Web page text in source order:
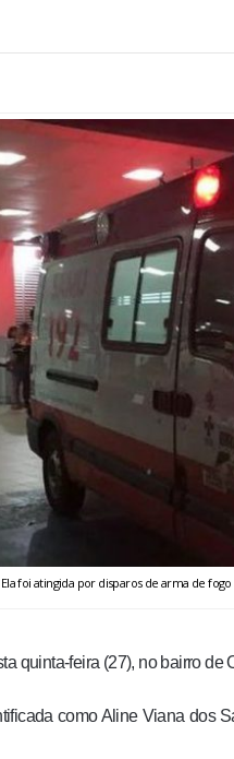
foi atingida por disparos de arma de
quinta-feira (27), no bairro de
como Aline Viana dos